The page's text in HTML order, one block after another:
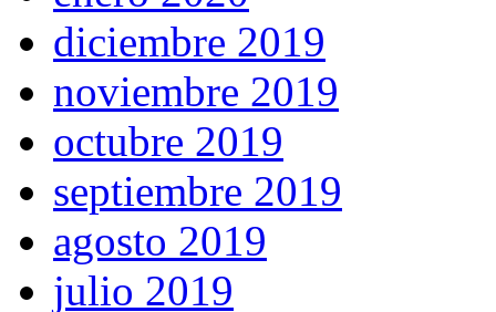
diciembre 2019
noviembre 2019
octubre 2019
septiembre 2019
agosto 2019
julio 2019